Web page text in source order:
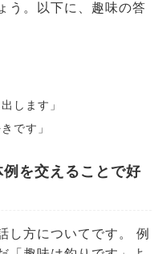
う。以下に、趣味の答
します」
です」
を交えることで好
し方についてです。 例